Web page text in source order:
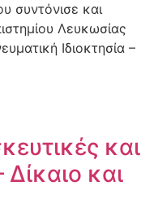
συντόνισε και
Λευκωσίας
Ιδιοκτησία –
και
και